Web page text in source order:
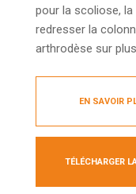
pour la scoliose,
redresser la
arthrodèse sur
EN SAVOIR
TÉLÉCHARGER